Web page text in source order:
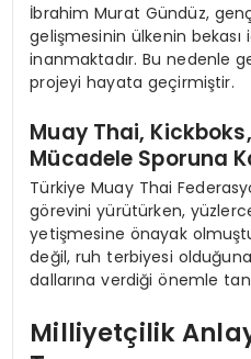
İbrahim Murat Gündüz,
gelişmesinin ülkenin
inanmaktadır. Bu nedenle
projeyi hayata geçirmiştir.
Muay Thai,
Mücadele Sporuna
Türkiye Muay Thai
görevini yürütürken,
yetişmesine önayak
değil, ruh terbiyesi
dallarına verdiği önemle
Milliyetçilik